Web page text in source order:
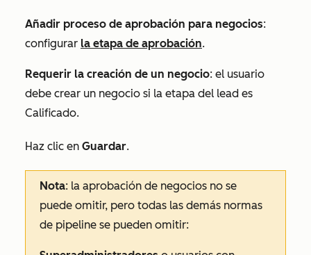
Añadir proceso de aprobación para negocios:
configurar la etapa de aprobación.
Requerir la creación de un negocio: el usuario
debe crear un negocio si la etapa del lead es
Calificado.
Haz clic en Guardar.
Nota: la aprobación de negocios no se
puede omitir, pero todas las demás normas
de pipeline se pueden omitir: